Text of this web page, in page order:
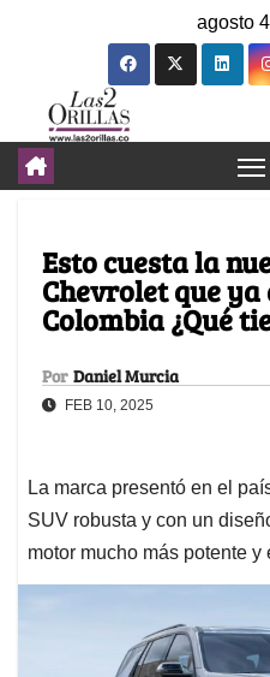
agosto
Esto cuesta la
Chevrolet que
Colombia ¿Qué
Por Daniel Murcia
FEB 10, 2025
La marca presentó en el
SUV robusta y con un
motor mucho más potente y